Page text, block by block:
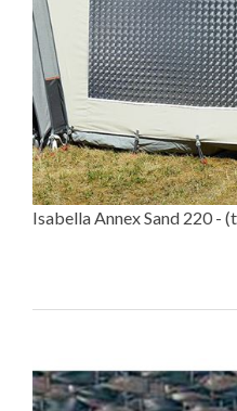
Isabella Annex Sand 220 -